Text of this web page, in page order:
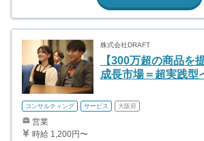
株式会社DRAFT
【300万超の商品を
成長市場＝超実践型
コンサルティング サービス 大阪府
営業
時給 1,200円〜